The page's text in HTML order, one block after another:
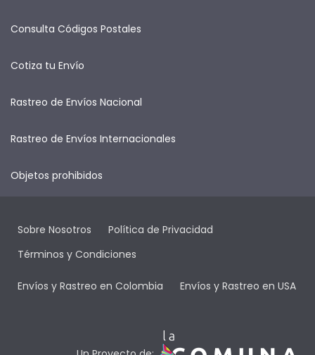
Consulta Códigos Postales
Cotiza tu Envío
Rastreo de Envíos Nacional
Rastreo de Envíos Internacionales
Objetos prohibidos
Sobre Nosotros
Política de Privacidad
Términos y Condiciones
Envíos y Rastreo en Colombia Envíos y Rastreo en USA